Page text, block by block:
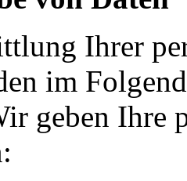
Ihrer
im
geben Ihre